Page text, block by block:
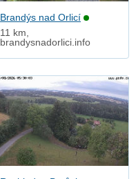
Brandýs nad Orlicí
11 km,
brandysnadorlici.info